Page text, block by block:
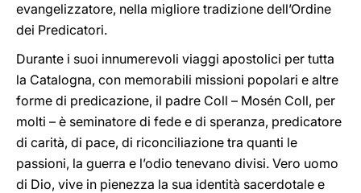
evangelizzatore, nella migliore tradizione dell’Ordine
dei Predicatori.
Durante i suoi innumerevoli viaggi apostolici per tutta
la Catalogna, con memorabili missioni popolari e altre
forme di predicazione, il padre Coll – Mosén Coll, per
molti – è seminatore di fede e di speranza, predicatore
di carità, di pace, di riconciliazione tra quanti le
passioni, la guerra e l’odio tenevano divisi. Vero uomo
di Dio, vive in pienezza la sua identità sacerdotale e